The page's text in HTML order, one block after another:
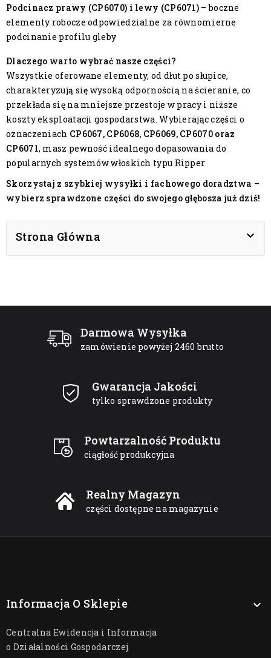
Podcinacz prawy (CP6070) i lewy (CP6071) – boczne
elementy robocze odpowiedzialne za równomierne
podcinanie profilu gleby
Dlaczego warto wybrać nasze części?
Wszystkie oferowane elementy, od dłut po słupice,
charakteryzują się wysoką odpornością na ścieranie, co
przekłada się na mniejsze przestoje w pracy i niższe
koszty eksploatacji gospodarstwa. Wybierając części o
oznaczeniach CP6067, CP6068, CP6069, CP6070 oraz
CP6071, masz pewność idealnego dopasowania do
popularnych systemów włoskich typu Ripper
Skorzystaj z szybkiej wysyłki i fachowego doradztwa –
wybierz sprawdzone części do swojego głębosza już dziś!
Strona Główna 
Darmowa Wysyłka
zamówienie powyżej 2460 brutto
Gwarancja Jakości
tylko sprawdzone produkty
Powtarzalność Produktu
ciągłość produkcyjna
Realny Magazyn
części dostępne na magazynie
Informacja O Sklepie 
Centralna Ewidencja i Informacja
o Działalności Gospodarczej